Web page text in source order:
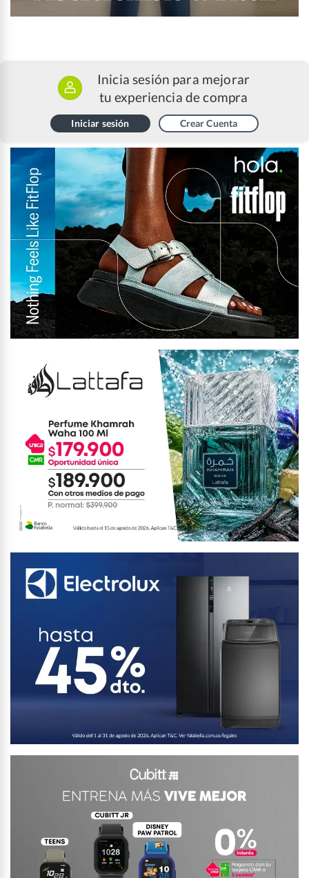
Inicia sesión para mejorar
tu experiencia de compra
Iniciar sesión Crear Cuenta